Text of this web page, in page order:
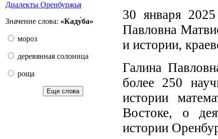
Диалекты Оренбуржья
Значение слова: «Каду́ба»
мороз
деревянная солоница
роща
Еще слова
30 января
Павловна
и истории,
Галина
более 250
истории
Востоке, о
истории